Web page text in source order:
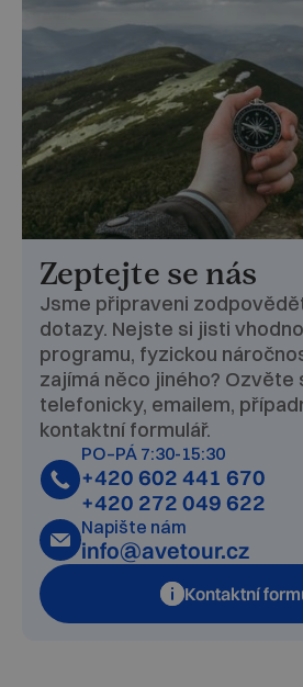
Zeptejte se nás
Jsme připraveni
dotazy. Nejste si jisti
programu, fyzickou
zajímá něco jiného? Ozvěte
telefonicky, emailem,
kontaktní formulář.
PO–PÁ 7:30-15:30
+420 602 441 670
+420 272 049 622
Napište nám
info@avetour.cz
Kontaktní